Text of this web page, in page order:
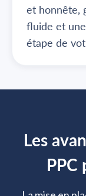
et honnête,
fluide et
étape de
Les
PPC